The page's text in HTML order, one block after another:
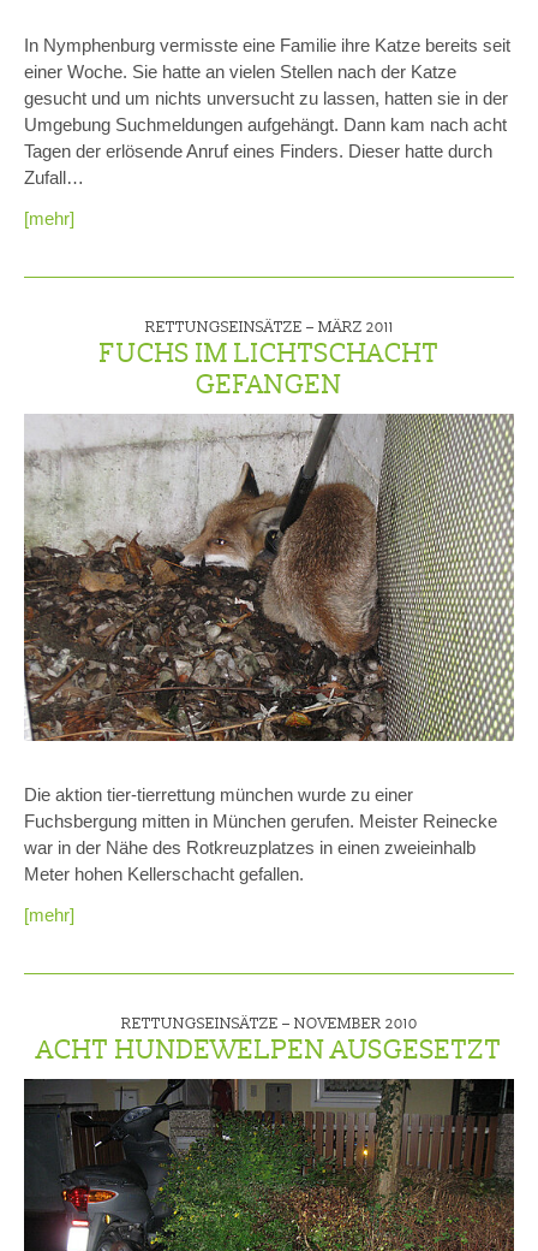
In Nymphenburg vermisste eine Familie ihre Katze bereits seit
einer Woche. Sie hatte an vielen Stellen nach der Katze
gesucht und um nichts unversucht zu lassen, hatten sie in der
Umgebung Suchmeldungen aufgehängt. Dann kam nach acht
Tagen der erlösende Anruf eines Finders. Dieser hatte durch
Zufall…
[mehr]
RETTUNGSEINSÄTZE – MÄRZ 2011
FUCHS IM LICHTSCHACHT
GEFANGEN
Die aktion tier-tierrettung münchen wurde zu einer
Fuchsbergung mitten in München gerufen. Meister Reinecke
war in der Nähe des Rotkreuzplatzes in einen zweieinhalb
Meter hohen Kellerschacht gefallen.
[mehr]
RETTUNGSEINSÄTZE – NOVEMBER 2010
ACHT HUNDEWELPEN AUSGESETZT